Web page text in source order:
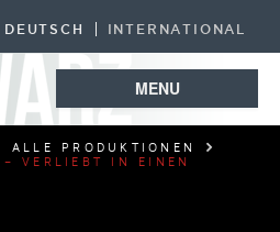
DEUTSCH INTERNATIONAL
MENU
ALLE PRODUKTIONEN
VERLIEBT IN EINEN